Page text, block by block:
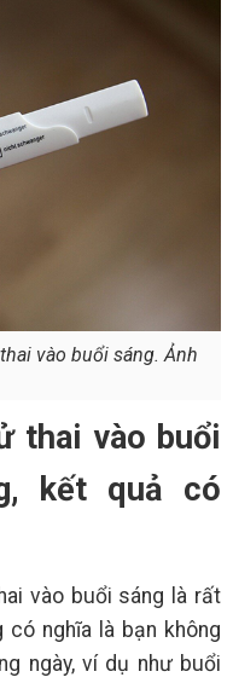
vào buổi sáng. Ảnh
thai vào buổi
kết quả có
vào buổi sáng là rất
có nghĩa là bạn không
ngày, ví dụ như buổi